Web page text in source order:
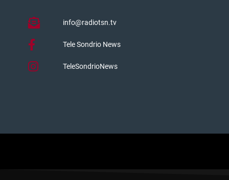
info@radiotsn.tv
Tele Sondrio News
TeleSondrioNews